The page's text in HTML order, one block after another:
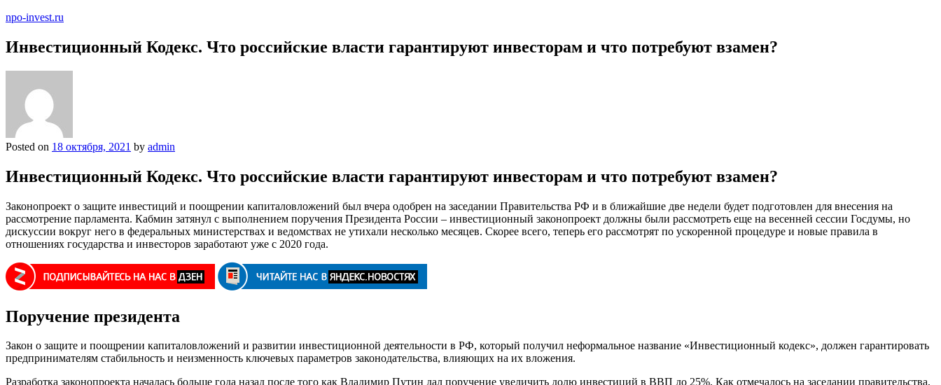
npo-invest.ru
Инвестиционный Кодекс. Что российские власти гарантируют инвесторам и что потребуют взамен?
Posted on 18 октября, 2021 by admin
Инвестиционный Кодекс. Что российские власти гарантируют инвесторам и что потребуют взамен?
Законопроект о защите инвестиций и поощрении капиталовложений был вчера одобрен на заседании Правительства РФ и в ближайшие две недели будет подготовлен для внесения на
рассмотрение парламента. Кабмин затянул с выполнением поручения Президента России – инвестиционный законопроект должны были рассмотреть еще на весенней сессии Госдумы, но
дискуссии вокруг него в федеральных министерствах и ведомствах не утихали несколько месяцев. Скорее всего, теперь его рассмотрят по ускоренной процедуре и новые правила в
отношениях государства и инвесторов заработают уже с 2020 года.
Поручение президента
Закон о защите и поощрении капиталовложений и развитии инвестиционной деятельности в РФ, который получил неформальное название «Инвестиционный кодекс», должен гарантировать
предпринимателям стабильность и неизменность ключевых параметров законодательства, влияющих на их вложения.
Разработка законопроекта началась больше года назад после того как Владимир Путин дал поручение увеличить долю инвестиций в ВВП до 25%. Как отмечалось на заседании правительства,